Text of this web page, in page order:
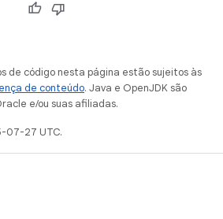
de código nesta página estão sujeitos às
de conteúdo. Java e OpenJDK são
e/ou suas afiliadas.
07-27 UTC.